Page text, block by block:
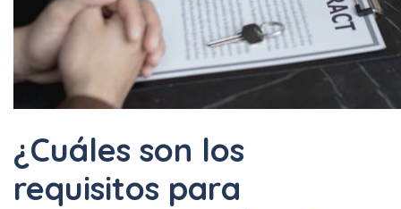
¿Cuáles son los
requisitos para